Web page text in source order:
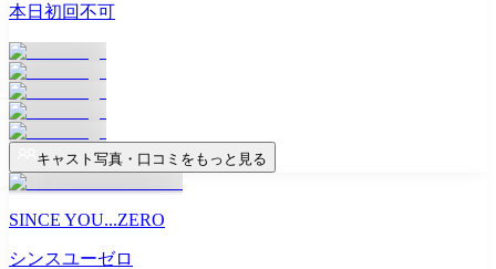
本日初回不可
キャスト写真・口コミをもっと見る
SINCE YOU...ZERO
シンスユーゼロ